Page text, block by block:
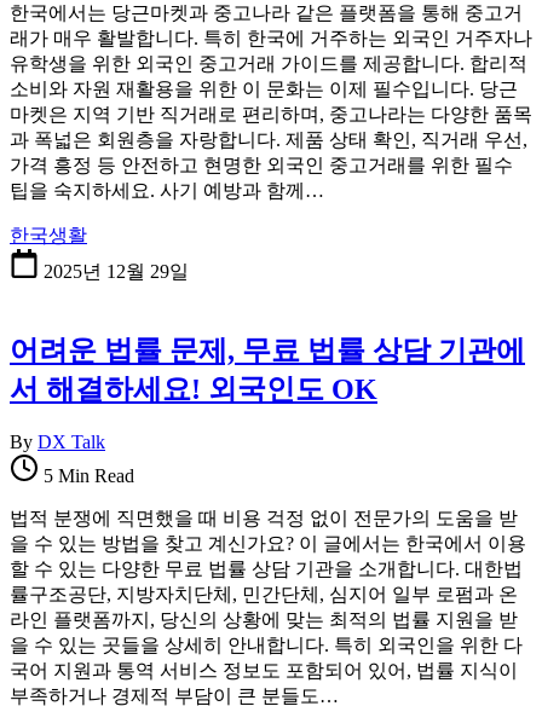
한국에서는 당근마켓과 중고나라 같은 플랫폼을 통해 중고거
래가 매우 활발합니다. 특히 한국에 거주하는 외국인 거주자나
유학생을 위한 외국인 중고거래 가이드를 제공합니다. 합리적
소비와 자원 재활용을 위한 이 문화는 이제 필수입니다. 당근
마켓은 지역 기반 직거래로 편리하며, 중고나라는 다양한 품목
과 폭넓은 회원층을 자랑합니다. 제품 상태 확인, 직거래 우선,
가격 흥정 등 안전하고 현명한 외국인 중고거래를 위한 필수
팁을 숙지하세요. 사기 예방과 함께…
한국생활
2025년 12월 29일
어려운 법률 문제, 무료 법률 상담 기관에
서 해결하세요! 외국인도 OK
By DX Talk
5 Min Read
법적 분쟁에 직면했을 때 비용 걱정 없이 전문가의 도움을 받
을 수 있는 방법을 찾고 계신가요? 이 글에서는 한국에서 이용
할 수 있는 다양한 무료 법률 상담 기관을 소개합니다. 대한법
률구조공단, 지방자치단체, 민간단체, 심지어 일부 로펌과 온
라인 플랫폼까지, 당신의 상황에 맞는 최적의 법률 지원을 받
을 수 있는 곳들을 상세히 안내합니다. 특히 외국인을 위한 다
국어 지원과 통역 서비스 정보도 포함되어 있어, 법률 지식이
부족하거나 경제적 부담이 큰 분들도…